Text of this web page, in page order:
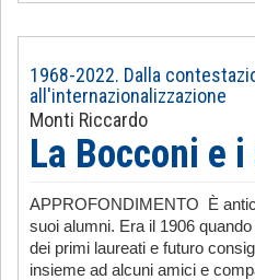
1968-2022. Dalla
all'internazionalizzazione
Monti Riccardo
La Bocconi e
APPROFONDIMENTO È
suoi alumni. Era il 1906
dei primi laureati e futuro
insieme ad alcuni amici e